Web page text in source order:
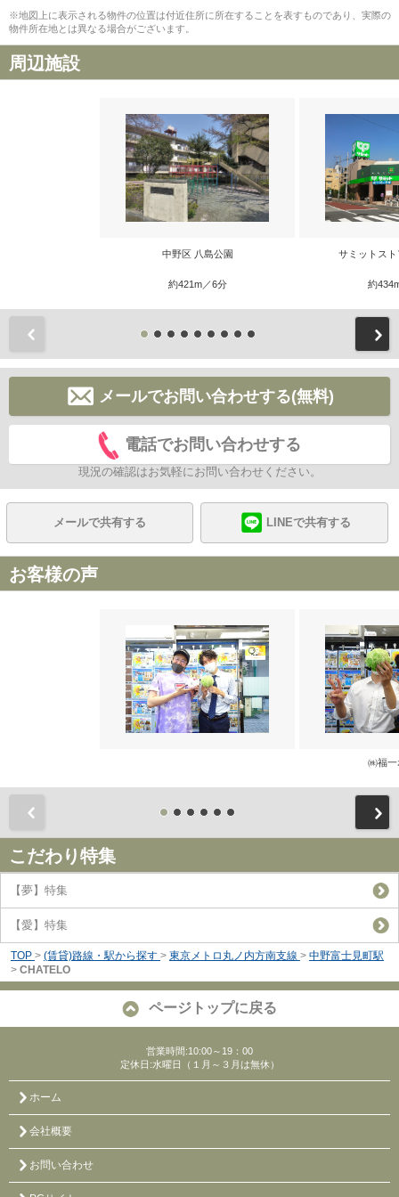
※地図上に表示される物件の位置は付近住所に所在することを表すものであり、実際の
物件所在地とは異なる場合がございます。
周辺施設
中野区 八島公園
約421m／6分
サミットス
約
メールでお問い合わせする(無料)
電話でお問い合わせする
現況の確認はお気軽にお問い合わせください。
メールで共有する LINEで共有する
お客様の声
㈱福一
こだわり特集
【夢】特集
【愛】特集
TOP > (賃貸)路線・駅から探す > 東京メトロ丸ノ内方南支線 > 中野富士見町駅
> CHATELO
ページトップに戻る
営業時間:10:00～19：00
定休日:水曜日（１月～３月は無休）
ホーム
会社概要
お問い合わせ